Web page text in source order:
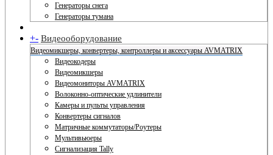
Генераторы снега
Генераторы тумана
+- Видеооборудование
Видеомикшеры, конвертеры, контроллеры и аксессуары AVMATRIX
Видеокодеры
Видеомикшеры
Видеомониторы AVMATRIX
Волоконно-оптические удлинители
Камеры и пульты управления
Конвертеры сигналов
Матричные коммутаторы/Роутеры
Мультивьюеры
Сигнализация Tally